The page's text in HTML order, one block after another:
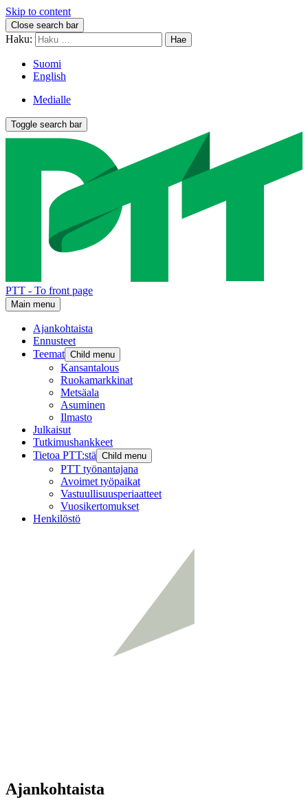
Skip to content
Close search bar
Haku:
Suomi
English
Medialle
Toggle search bar
PTT - To front page
Main menu
Ajankohtaista
Ennusteet
Teemat Child menu
Kansantalous
Ruokamarkkinat
Metsäala
Asuminen
Ilmasto
Julkaisut
Tutkimushankkeet
Tietoa PTT:stä Child menu
PTT työnantajana
Avoimet työpaikat
Vastuullisuusperiaatteet
Vuosikertomukset
Henkilöstö
Ajankohtaista